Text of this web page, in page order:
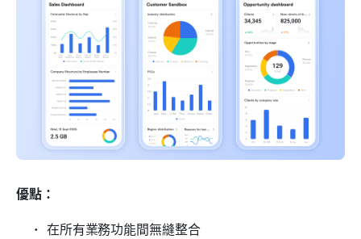
優點：
在所有業務功能間無縫整合